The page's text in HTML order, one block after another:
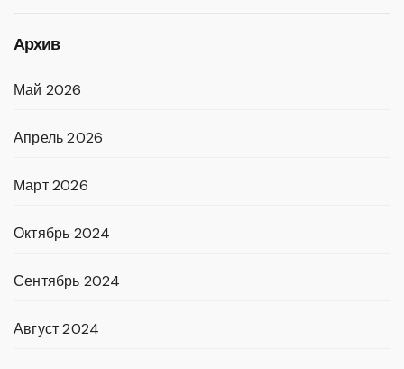
Архив
Май 2026
Апрель 2026
Март 2026
Октябрь 2024
Сентябрь 2024
Август 2024